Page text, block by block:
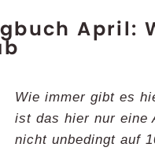
April:
Wie immer gibt es
ist das hier nur eine
nicht unbedingt auf